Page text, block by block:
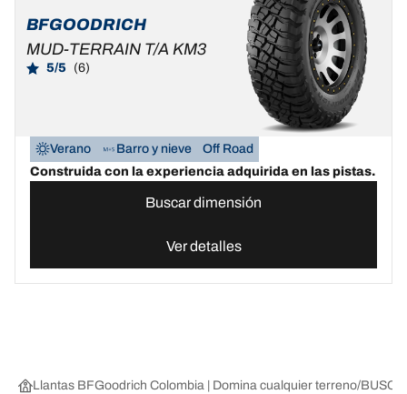
BFGOODRICH
MUD-TERRAIN T/A KM3
5/5 (6)
Verano Barro y nieve
Off Road
Construida con la experiencia adquirida en las pistas.
Buscar dimensión
Ver detalles
Llantas BFGoodrich Colombia | Domina cualquier terreno